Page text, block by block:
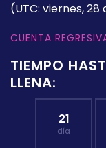
(UTC: viernes, 28
CUENTA
TIEMPO
LLENA:
21
día